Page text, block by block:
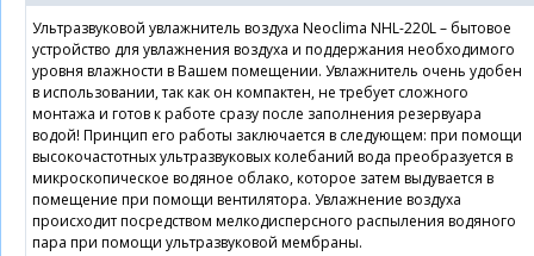
Ультразвуковой увлажнитель воздуха Neoclima NHL-220L – бытовое
устройство для увлажнения воздуха и поддержания необходимого
уровня влажности в Вашем помещении. Увлажнитель очень удобен
в использовании, так как он компактен, не требует сложного
монтажа и готов к работе сразу после заполнения резервуара
водой! Принцип его работы заключается в следующем: при помощи
высокочастотных ультразвуковых колебаний вода преобразуется в
микроскопическое водяное облако, которое затем выдувается в
помещение при помощи вентилятора. Увлажнение воздуха
происходит посредством мелкодисперсного распыления водяного
пара при помощи ультразвуковой мембраны.